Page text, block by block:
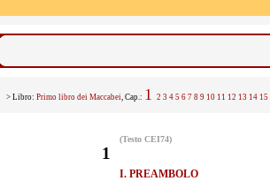
> Libro: Primo libro dei Maccabei, Cap.: 1 2 3 4 5 6 7 8 9 10 11 12 13 14 15
(Testo CEI74)
1
I. PREAMBOLO